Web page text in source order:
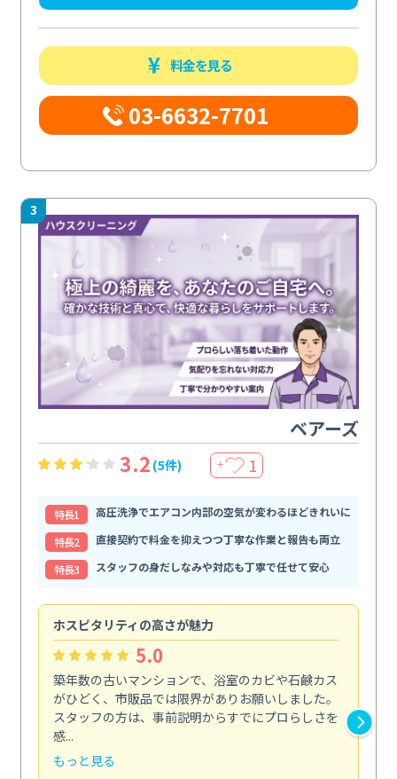
料金を見る
03-6632-7701
3
ベアーズ
3.2 (5件) ＋ 1
特⻑1
高圧洗浄でエアコン内部の空気が変わるほどきれいに
特⻑2
直接契約で料金を抑えつつ丁寧な作業と報告も両立
特⻑3
スタッフの身だしなみや対応も丁寧で任せて安心
ホスピタリティの高さが魅力
5.0
築年数の古いマンションで、浴室のカビや石鹸カス
がひどく、市販品では限界がありお願いしました。
スタッフの方は、事前説明からすでにプロらしさを
感...
もっと見る